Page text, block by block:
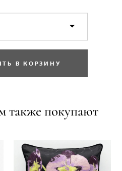
В КОРЗИНУ
также покупают